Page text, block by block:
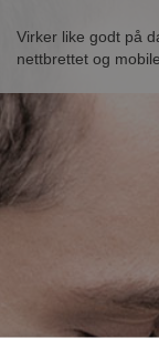
Virker like godt på
nettbrettet og